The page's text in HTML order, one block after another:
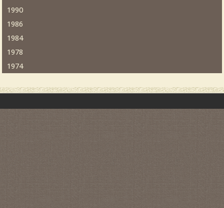
1990
1986
1984
1978
1974